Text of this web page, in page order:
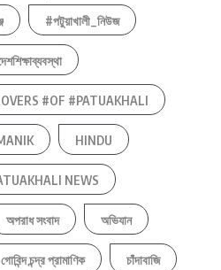
#পটুয়াখালী_নিউজ
#OF #PATUAKHALI
HINDU
NEWS
অপরাধ সংবাদ অভিযান
গোবিন্দ চন্দ্র প্রামাণিক চাঁদাবাজি